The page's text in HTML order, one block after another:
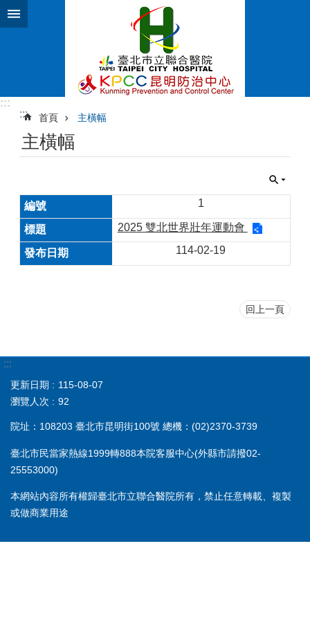
跳到主要內容區塊
:::
:::
首頁 主橫幅
主橫幅
1
2025 雙北世界壯年運動會
114-02-19
回上一頁
:::
更新日期
115-08-07
瀏覽人次
92
院址：108203 臺北市昆明街100號 總機：(02)2370-3739
臺北市民當家熱線1999轉888本院客服中心(外縣市請撥02-
25553000)
本網站內容所有權歸臺北市立聯合醫院所有，禁止任意轉載、複製
或做商業用途